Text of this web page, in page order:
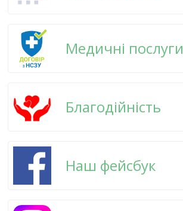
Медичні послуги
Благодійність
Наш фейсбук